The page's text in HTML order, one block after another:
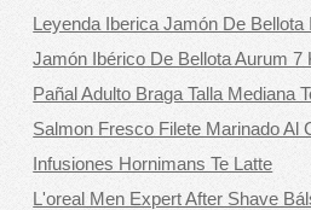
Leyenda Iberica Jamón De Bellota
Jamón Ibérico De Bellota Aurum 7
Pañal Adulto Braga Talla Mediana
Salmon Fresco Filete Marinado Al
Infusiones Hornimans Te Latte
L'oreal Men Expert After Shave